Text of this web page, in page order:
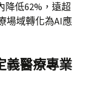
降低62%，遠超
場域轉化為AI應
義醫療專業